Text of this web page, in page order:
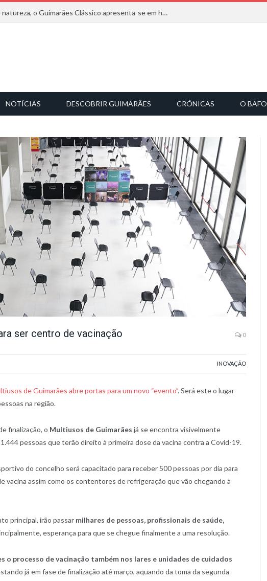
Com inspiração na natureza, o Guimarães Clássico apresenta-se em harmonia musical
NOTÍCIAS DESCOBRIR GUIMARÃES CRÓNICAS O BAFO
ser centro de vacinação 0
INOVAÇÃO
de Guimarães abre portas para um novo “evento”. Será este o lugar
na região.
finalização, o Multiusos de Guimarães já se encontra visivelmente
pessoas que terão direito à primeira dose da vacina contra a Covid-19.
do concelho será capacitado para receber 500 pessoas por dia para
vacina assim como os contentores de refrigeração que vão chegando à
principal, irão passar milhares de pessoas, profissionais de saúde,
esperança para que se chegue finalmente a uma resolução.
o processo de vacinação também nos lares e unidades de cuidados
já em fase de finalização até março, aquando da toma da segunda